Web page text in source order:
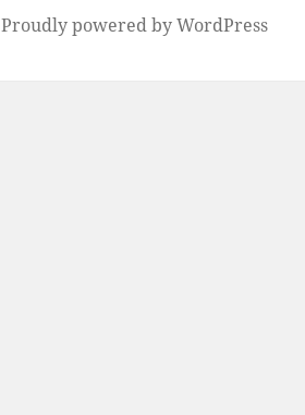
Proudly powered by WordPress